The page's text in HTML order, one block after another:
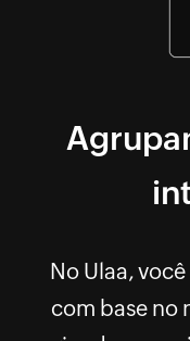
No Ulaa,
com base no